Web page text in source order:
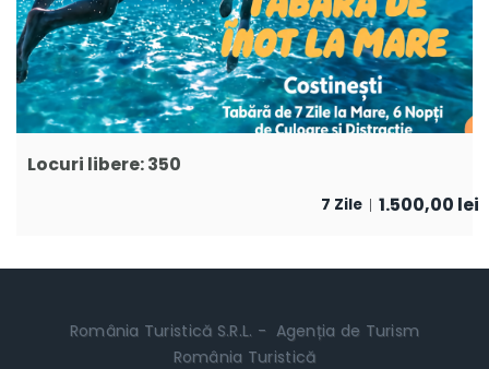
Locuri libere: 350
7 Zile 1.500,00 lei
România Turistică S.R.L. - Agenția de Turism
România Turistică